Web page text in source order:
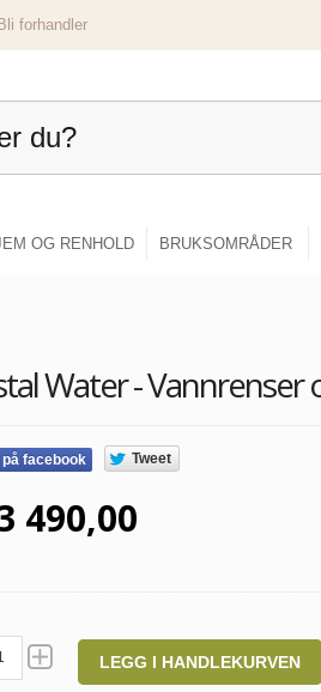
Bli forhandler
OG RENHOLD BRUKSOMRÅDER
Water - Vannrenser
på facebook Tweet
490,00
LEGG I HANDLEKURVEN